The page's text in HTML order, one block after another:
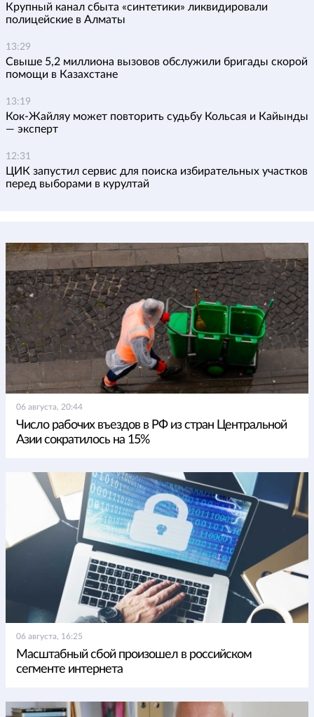
Крупный канал сбыта «синтетики» ликвидировали
полицейские в Алматы
13:29
Свыше 5,2 миллиона вызовов обслужили бригады скорой
помощи в Казахстане
13:19
Кок-Жайляу может повторить судьбу Кольсая и Кайынды
— эксперт
12:31
ЦИК запустил сервис для поиска избирательных участков
перед выборами в курултай
06 августа, 20:44
Число рабочих въездов в РФ из стран Центральной
Азии сократилось на 15%
06 августа, 16:25
Масштабный сбой произошел в российском
сегменте интернета